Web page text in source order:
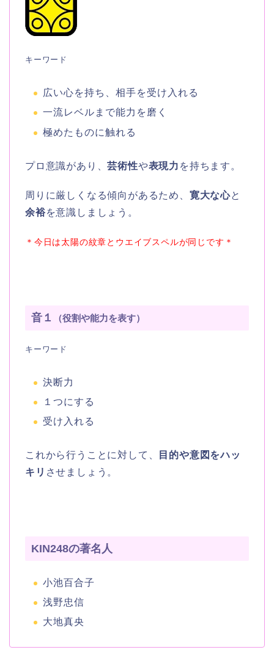
キーワード
広い心を持ち、相手を受け入れる
一流レベルまで能力を磨く
極めたものに触れる
プロ意識があり、芸術性や表現力 を持ちます。
周りに厳しくなる傾向があるため、 寛大な心と
余裕を意識しましょう。
＊今日は太陽の紋章とウエイブスペルが同じです＊
音１ （役割や能力を表す）
キーワード
決断力
１つにする
受け入れる
これから行うことに対して、
目的や意図をハッ
キリ させましょう。
KIN248の著名人
小池百合子
浅野忠信
大地真央